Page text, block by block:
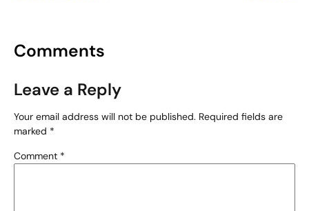
Comments
Leave a Reply
Your email address will not be published. Required fields are
marked *
Comment *